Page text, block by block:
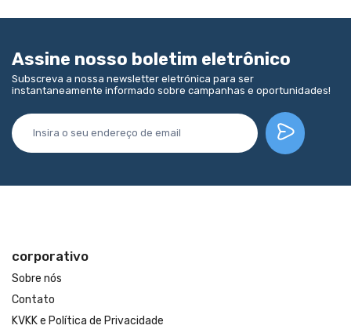
Assine nosso boletim eletrônico
Subscreva a nossa newsletter eletrónica para ser
instantaneamente informado sobre campanhas e oportunidades!
corporativo
Sobre nós
Contato
KVKK e Política de Privacidade